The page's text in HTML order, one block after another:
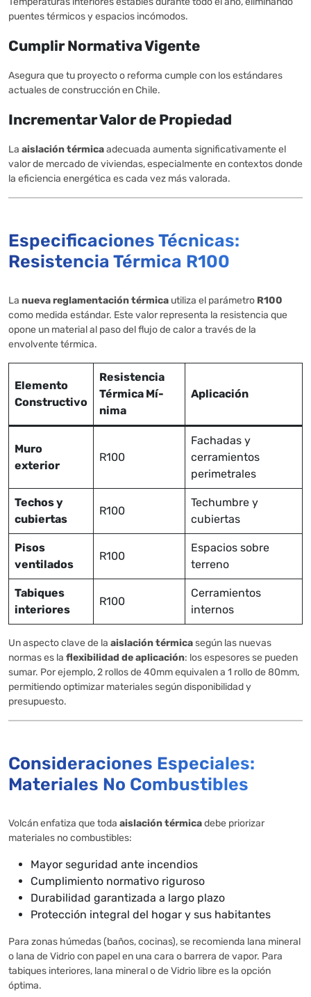
puentes térmicos y espacios incómodos.
Cumplir Normativa Vigente
Asegura que tu proyecto o reforma cumple con los estándares
actuales de construcción en Chile.
Incrementar Valor de Propiedad
La aislación térmicaadecuada aumenta significativamente el
valor de mercado de viviendas, especialmente en contextos donde
la eficiencia energética es cada vez más valorada.
Especificaciones Técnicas:
Resistencia Térmica R100
La nueva reglamentación térmica utiliza el parámetro R100
como medida estándar. Este valor representa la resistencia que
opone un material al paso del flujo de calor a través de la
envolvente térmica.
Elemento
Constructivo
Resistencia
Térmica Mí­
nima
Aplicación
Muro
exterior
R100
Fachadas y
cerramientos
perimetrales
Techos y
cubiertas
R100
Techumbre y
cubiertas
Pisos
ventilados
R100
Espacios sobre
terreno
Tabiques
interiores
R100
Cerramientos
internos
Un aspecto clave de la aislación térmicasegún las nuevas
normas es la flexibilidad de aplicación: los espesores se pueden
sumar. Por ejemplo, 2 rollos de 40mm equivalen a 1 rollo de 80mm,
permitiendo optimizar materiales según disponibilidad y
presupuesto.
Consideraciones Especiales:
Materiales No Combustibles
Volcán enfatiza que toda aislación térmicadebe priorizar
materiales no combustibles:
Mayor seguridad ante incendios
Cumplimiento normativo riguroso
Durabilidad garantizada a largo plazo
Protección integral del hogar y sus habitantes
Para zonas húmedas (baños, cocinas), se recomienda lana mineral
o lana de Vidrio con papel en una cara o barrera de vapor. Para
tabiques interiores, lana mineral o de Vidrio libre es la opción
óptima.